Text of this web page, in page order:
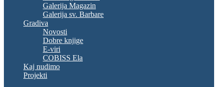
Galerija Magazin
Galerija sv. Barbare
Gradiva
Novosti
Dobre knjige
E-viri
COBISS Ela
Kaj nudimo
Projekti